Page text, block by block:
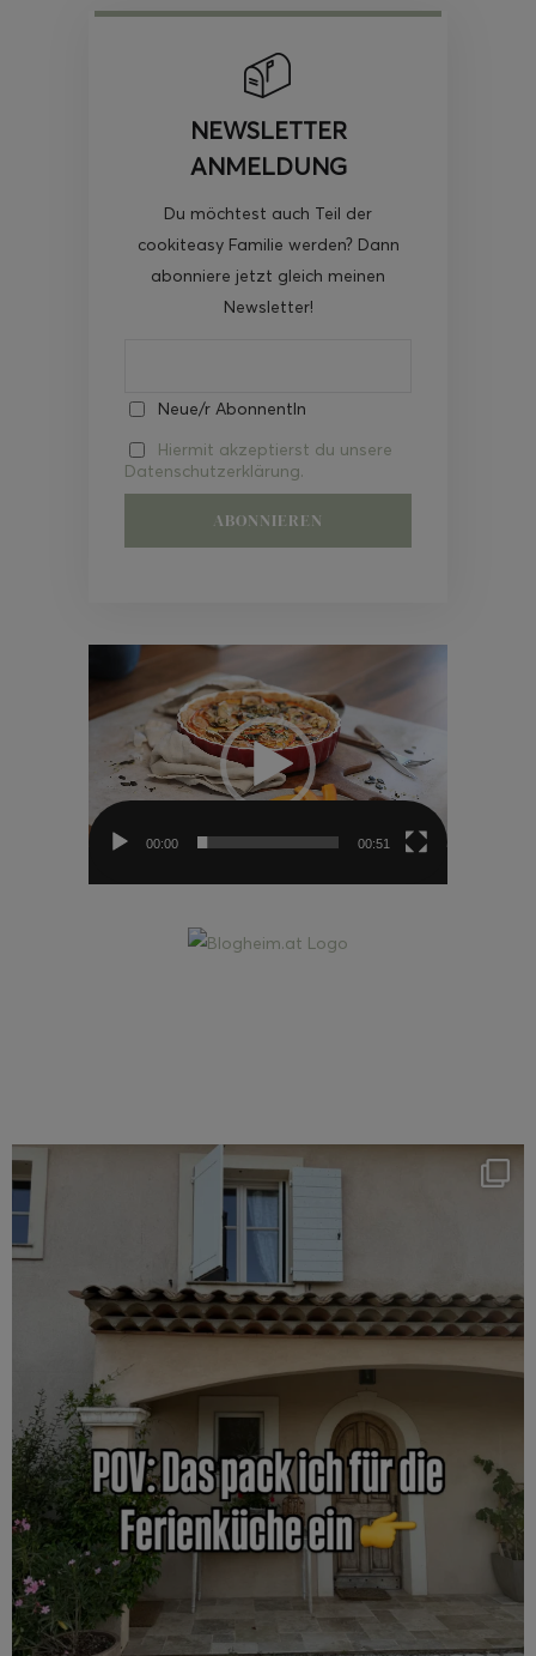
NEWSLETTER
ANMELDUNG
Du möchtest auch Teil der
cookiteasy Familie werden? Dann
abonniere jetzt gleich meinen
Newsletter!
Neue/r AbonnentIn
Hiermit akzeptierst du unsere
Datenschutzerklärung.
Video-
00:00 00:51